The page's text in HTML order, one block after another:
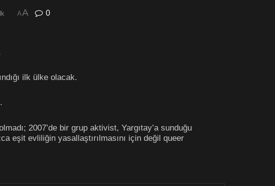
AA 0
ilk ülke olacak.
2007’de bir grup aktivist, Yargıtay’a sunduğu
eşit evliliğin yasallaştırılmasını için değil queer